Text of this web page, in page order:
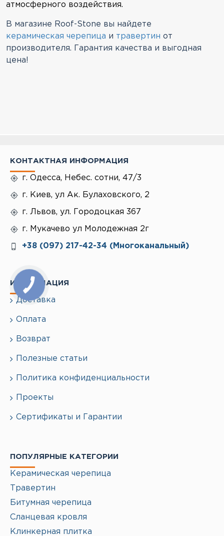
атмосферного воздействия.
В магазине Roof-Stone вы найдете
керамическая черепица и травертин от
производителя. Гарантия качества и выгодная
цена!
КОНТАКТНАЯ ИНФОРМАЦИЯ
г. Одесса, Небес. сотни, 47/3
г. Киев, ул Ак. Булаховского, 2
г. Львов, ул. Городоцкая 367
г. Мукачево ул Молодежная 2г
+38 (097) 217-42-34 (Многоканальный)
ИНФОРМАЦИЯ
Доставка
Оплата
Возврат
Полезные статьи
Политика конфиденциальности
Проекты
Сертификаты и Гарантии
ПОПУЛЯРНЫЕ КАТЕГОРИИ
Керамическая черепица
Травертин
Битумная черепица
Сланцевая кровля
Клинкерная плитка